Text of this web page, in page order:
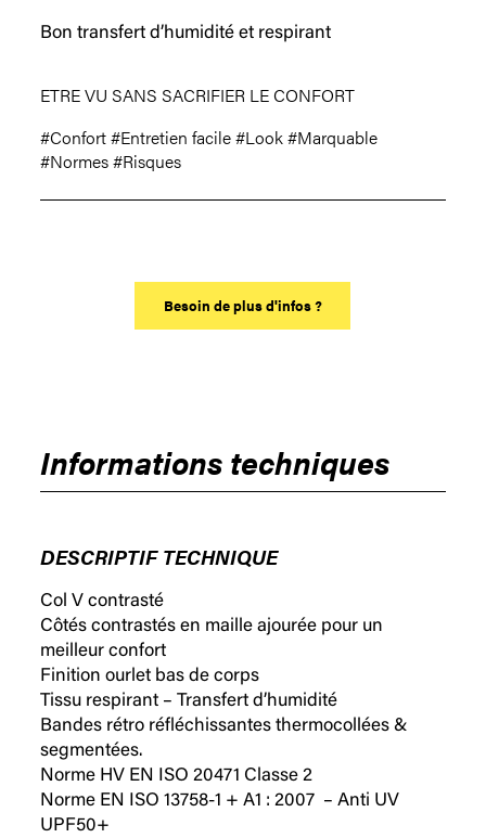
Bon transfert d’humidité et respirant
ETRE VU SANS SACRIFIER LE CONFORT
#Confort#Entretien facile#Look#Marquable
#Normes#Risques
Besoin de plus d'infos ?
Informations techniques
DESCRIPTIF TECHNIQUE
Col V contrasté
Côtés contrastés en maille ajourée pour un
meilleur confort
Finition ourlet bas de corps
Tissu respirant – Transfert d’humidité
Bandes rétro réfléchissantes thermocollées &
segmentées.
Norme HV EN ISO 20471 Classe 2
Norme EN ISO 13758-1 + A1 : 2007 – Anti UV
UPF50+